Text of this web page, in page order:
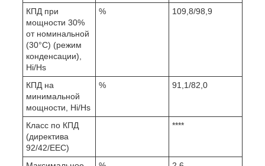
КПД при
мощности 30%
от номинальной
(30°С) (режим
конденсации),
Hi/Hs
% 109,8/98,9
КПД на
минимальной
мощности, Hi/Hs
% 91,1/82,0
Класс по КПД
(директива
92/42/EEC)
****